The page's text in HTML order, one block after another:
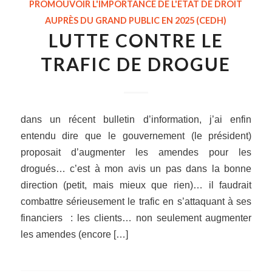
PROMOUVOIR L'IMPORTANCE DE L'ÉTAT DE DROIT
AUPRÈS DU GRAND PUBLIC EN 2025 (CEDH)
LUTTE CONTRE LE
TRAFIC DE DROGUE
dans un récent bulletin d’information, j’ai enfin
entendu dire que le gouvernement (le président)
proposait d’augmenter les amendes pour les
drogués… c’est à mon avis un pas dans la bonne
direction (petit, mais mieux que rien)… il faudrait
combattre sérieusement le trafic en s’attaquant à ses
financiers : les clients… non seulement augmenter
les amendes (encore […]